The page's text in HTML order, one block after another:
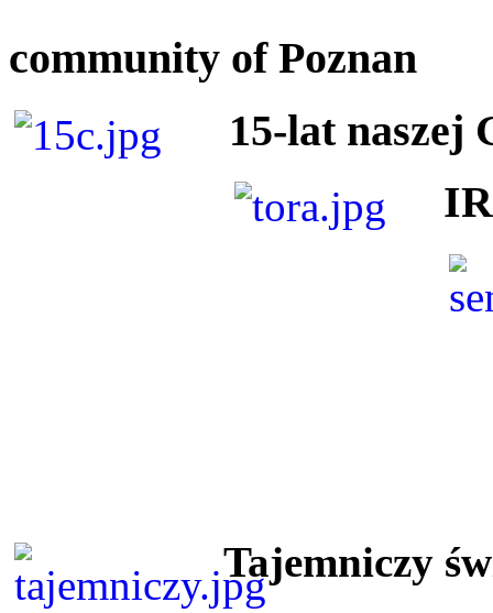
community of Poznan
15-lat naszej
Tajemniczy